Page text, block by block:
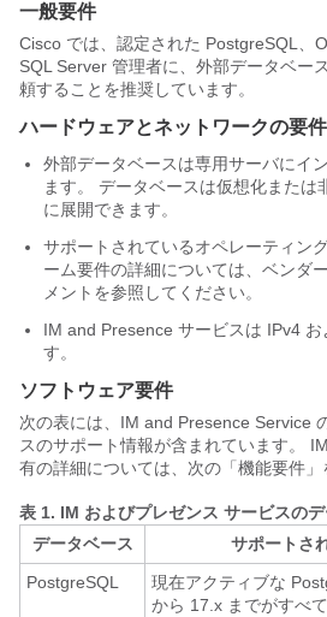
一般要件
Cisco では、認定された PostgreSQL、
SQL Server 管理者に、外部データベー
頼することを推奨しています。
ハードウェアとネットワークの要件
外部データベースは専用サーバにイ
ます。 データベースは仮想化または
に展開できます。
サポートされているオペレーティン
ーム要件の詳細については、ベンダ
メントを参照してください。
IM and Presence サービスは IPv4 お
す。
ソフトウェア要件
次の表には、IM and Presence Service
スのサポート情報が含まれています。
有の詳細については、次の「機能要件」
表 1. IM およびプレゼンス サービスの
データベース
サポートさ
PostgreSQL
現在アクティブな
から 17.x までがすべ